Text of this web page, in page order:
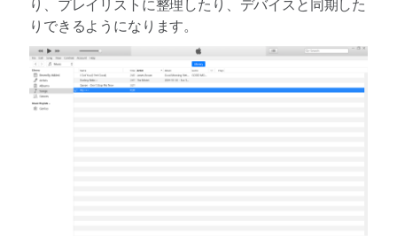
り、プレイリストに整理したり、デバイスと同期した
りできるようになります。